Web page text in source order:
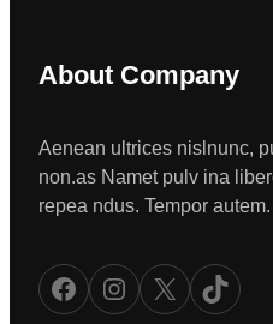
About Company
Aenean ultrices nislnunc,
non.as Namet pulv ina
repea ndus. Tempor autem.
Facebook Instagram X TikTok